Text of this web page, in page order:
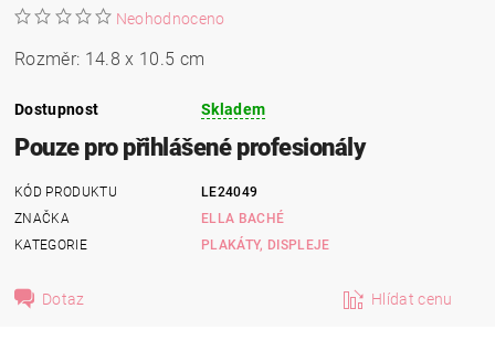
Neohodnoceno
Rozměr: 14.8 x 10.5 cm
Dostupnost Skladem
Pouze pro přihlášené profesionály
KÓD PRODUKTU
LE24049
ZNAČKA
ELLA BACHÉ
KATEGORIE
PLAKÁTY, DISPLEJE
Dotaz Hlídat cenu